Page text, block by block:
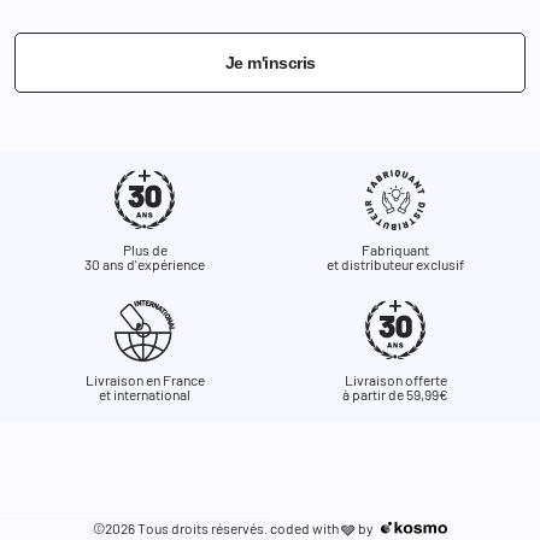
Je m'inscris
Plus de
30 ans d'expérience
Fabriquant
et distributeur exclusif
Livraison en France
et international
Livraison offerte
à partir de 59,99€
©2026 Tous droits réservés. coded with🩶 by